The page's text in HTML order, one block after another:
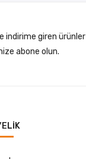
indirime giren ürünler
abone olun.